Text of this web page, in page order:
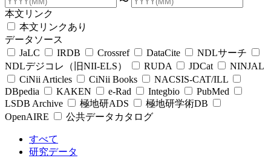
本文リンク
本文リンクあり
データソース
JaLC
IRDB Crossref DataCite
NDLサーチ
NDLデジコレ（旧NII-ELS）
RUDA JDCat
NINJAL
CiNii Articles
CiNii Books
NACSIS-CAT/ILL
DBpedia
KAKEN e-Rad Integbio
PubMed
LSDB Archive
極地研ADS
極地研学術DB
OpenAIRE
公共データカタログ
すべて
研究データ